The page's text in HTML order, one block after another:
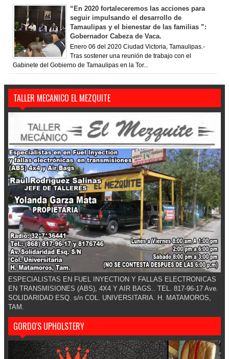
“En 2020 fortaleceremos las acciones para
seguir impulsando el desarrollo de
Tamaulipas y el bienestar de las familias ”:
Gobernador Cabeza de Vaca.
Enero 06 del 2020 Ciudad Victoria, Tamaulipas.-
Tras sostener una reunión de trabajo con el
Gabinete del Gobierno de Tamaulipas en la Tor...
TALLER MECANICO EL MEZQUITE
ESPECIALISTAS EN FUEL INYECTION Y FALLAS ELECTRONICAS
EN TRANSMISIONES (ABS), 4X4 Y AIR BAGS.. TEL. 817-96-17 Ave.
SOLIDARIDAD ESQ. s/n COL. UNIVERSITARIA. H. MATAMOROS,
TAM.
GORDO'S UPHOLSTERY